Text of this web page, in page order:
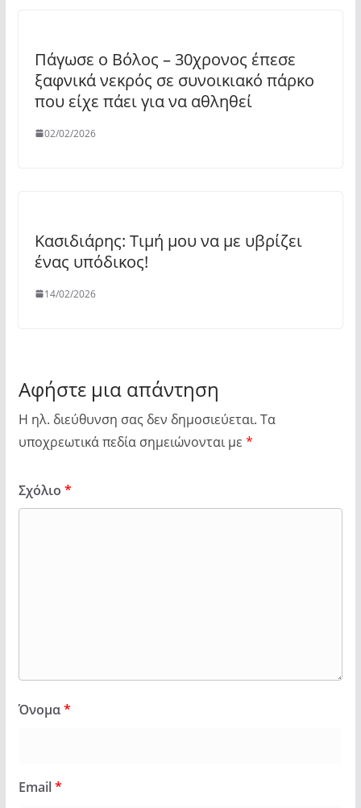
Πάγωσε ο Βόλος – 30χρονος έπεσε
ξαφνικά νεκρός σε συνοικιακό πάρκο
που είχε πάει για να αθληθεί
02/02/2026
Κασιδιάρης: Τιμή μου να με υβρίζει
ένας υπόδικος!
14/02/2026
Αφήστε μια απάντηση
Η ηλ. διεύθυνση σας δεν δημοσιεύεται. Τα
υποχρεωτικά πεδία σημειώνονται με *
Σχόλιο *
Όνομα*
Email*